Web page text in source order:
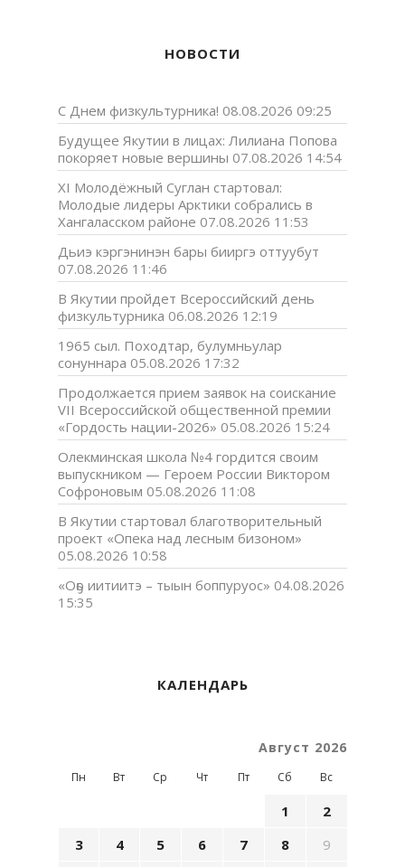
НОВОСТИ
С Днем физкультурника! 08.08.2026 09:25
Будущее Якутии в лицах: Лилиана Попова
покоряет новые вершины 07.08.2026 14:54
XI Молодёжный Суглан стартовал:
Молодые лидеры Арктики собрались в
Хангаласском районе 07.08.2026 11:53
Дьиэ кэргэнинэн бары бииргэ оттуубут
07.08.2026 11:46
В Якутии пройдет Всероссийский день
физкультурника 06.08.2026 12:19
1965 сыл. Походтар, булумньулар
сонуннара 05.08.2026 17:32
Продолжается прием заявок на соискание
VII Всероссийской общественной премии
«Гордость нации-2026» 05.08.2026 15:24
Олекминская школа №4 гордится своим
выпускником — Героем России Виктором
Софроновым 05.08.2026 11:08
В Якутии стартовал благотворительный
проект «Опека над лесным бизоном»
05.08.2026 10:58
«Оҕо иитиитэ – тыын боппуруос» 04.08.2026
15:35
КАЛЕНДАРЬ
Август 2026
Пн Вт Ср Чт Пт Сб Вс
1
2
3
4 5 6 7 8
9